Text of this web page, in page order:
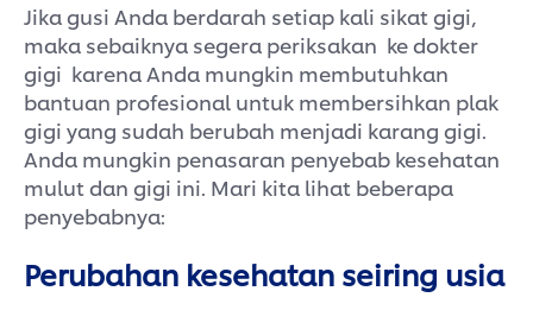
Jika gusi Anda berdarah setiap kali sikat gigi,
maka sebaiknya segera periksakan ke dokter
gigi karena Anda mungkin membutuhkan
bantuan profesional untuk membersihkan plak
gigi yang sudah berubah menjadi karang gigi.
Anda mungkin penasaran penyebab kesehatan
mulut dan gigi ini. Mari kita lihat beberapa
penyebabnya:
Perubahan kesehatan seiring usia